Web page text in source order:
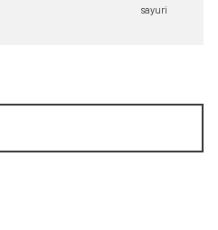
sayuri